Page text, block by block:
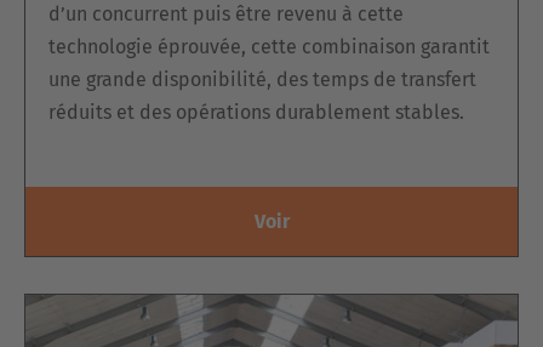
PLATE-FORME ÉLECTRIQUE DE
d’un concurrent puis être revenu à cette
technologie éprouvée, cette combinaison garantit
une grande disponibilité, des temps de transfert
réduits et des opérations durablement stables.
Voir